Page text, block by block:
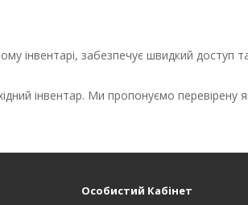
забезпечує швидкий доступ та
інвентар. Ми пропонуємо перевірену
Особистий Кабінет